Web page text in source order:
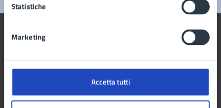
Statistiche
Marketing
Accetta tutti
Comune di Marano di Napoli
AMMINISTRAZIONE